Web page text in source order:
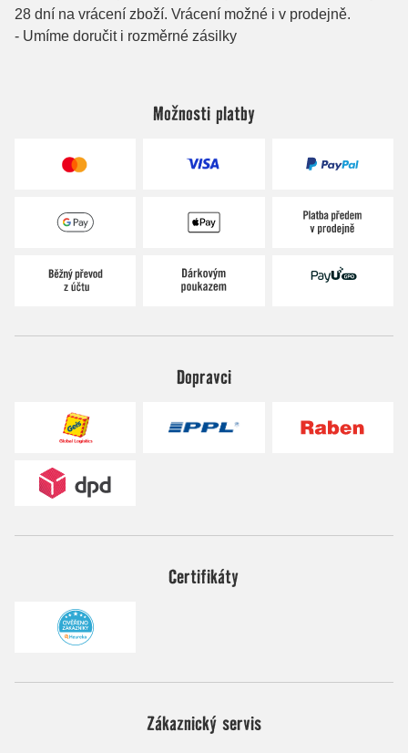
Možnosti platby
Dopravci
Certifikáty
Zákaznický servis